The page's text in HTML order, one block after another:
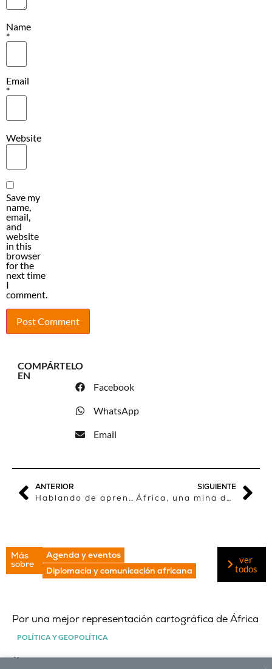
Name
*
Email
*
Website
Save my
name,
email,
and
website
in this
browser
for the
next time
I
comment.
COMPÁRTELO
EN
Facebook
WhatsApp
Email
ANTERIOR
Hablando de aprender
SIGUIENTE
África, una mina de historias
Más
sobre
Agenda y eventos
Diplomacia y comunicación africana
ver
todos
Por una mejor representación cartográfica de África
POLÍTICA Y GEOPOLÍTICA